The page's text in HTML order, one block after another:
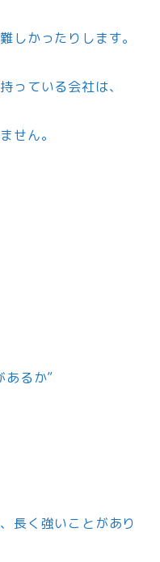
しかったりします。
っている会社は、
せん。
あるか”
長く強いことがあり